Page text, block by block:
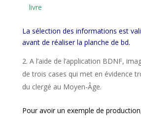
livre
La sélection des informations est
avant de réaliser la planche de bd.
A l’aide de l’application BDNF,
de trois cases qui met en évidence
du clergé au Moyen-Âge.
Pour avoir un exemple de